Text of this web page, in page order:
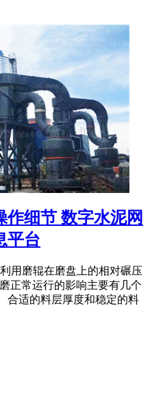
细节 数字水泥网
平台
用磨辊在磨盘上的相对碾压
正常运行的影响主要有几个
合适的料层厚度和稳定的料